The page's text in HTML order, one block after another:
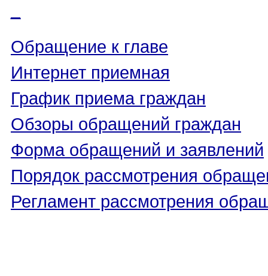
Обращение к главе
Интернет приемная
График приема граждан
Обзоры обращений граждан
Форма обращений и заявлений
Порядок рассмотрения
Регламент рассмотрения